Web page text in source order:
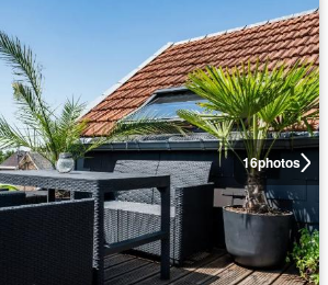
16photos